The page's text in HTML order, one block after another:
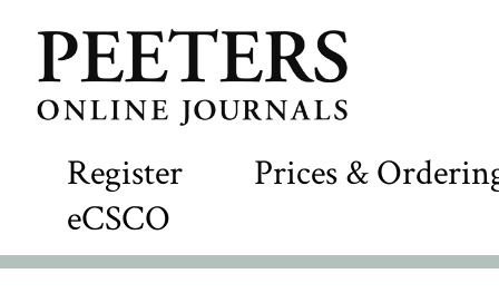
Register
Prices &
eCSCO